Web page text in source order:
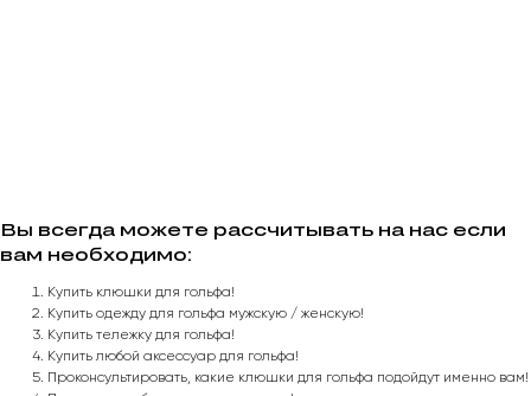
Вы всегда можете рассчитывать на нас если
вам необходимо:
Купить клюшки для гольфа!
Купить одежду для гольфа мужскую / женскую!
Купить тележку для гольфа!
Купить любой аксессуар для гольфа!
Проконсультировать, какие клюшки для гольфа подойдут именно вам!